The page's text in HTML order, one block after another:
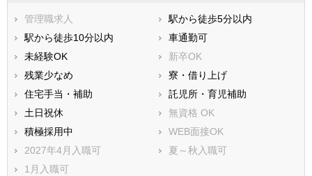
入間郡越生町
比企郡滑川町
比企郡嵐山町
比企郡小川町
比企郡川島町
比企郡吉見町
比企郡鳩山町
比企郡ときがわ町
秩父郡横瀬町
秩父郡皆野町
秩父郡長瀞町
秩父郡東秩父村
児玉郡美里町
児玉郡神川町
児玉郡上里町
大里郡寄居町
管理職求人
駅から徒歩5分以内
駅から徒歩10分以内
車通勤可
未経験OK
新卒OK
残業少なめ
寮・借り上げ
住宅手当・補助
託児所・育児補助
土日祝休
無資格 OK
積極採用中
WEB面接OK
2027年4月入職可
夏～秋入職可
1月入職可